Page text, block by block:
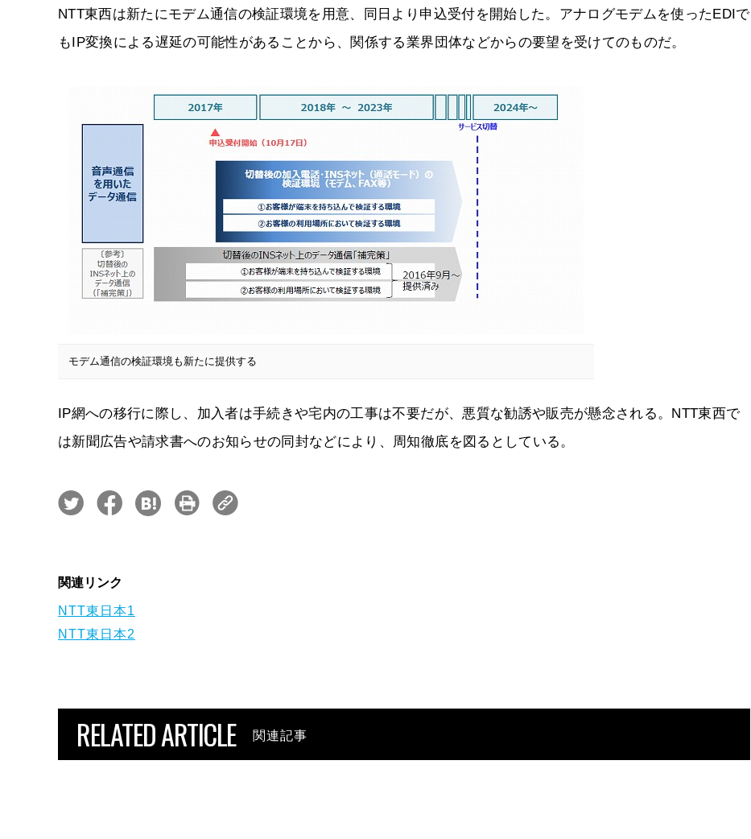
NTT東西は新たにモデム通信の検証環境を用意、同日より申込受付を開始した。アナログモデムを使ったEDIで
もIP変換による遅延の可能性があることから、関係する業界団体などからの要望を受けてのものだ。
モデム通信の検証環境も新たに提供する
IP網への移行に際し、加入者は手続きや宅内の工事は不要だが、悪質な勧誘や販売が懸念される。NTT東西で
は新聞広告や請求書へのお知らせの同封などにより、周知徹底を図るとしている。
関連リンク
NTT東日本1
NTT東日本2
RELATED ARTICLE 関連記事